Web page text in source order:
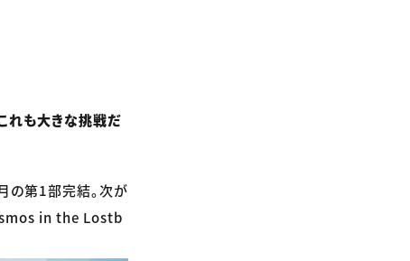
れも大きな挑戦だ
の第1部完結。次が
in the Lostb